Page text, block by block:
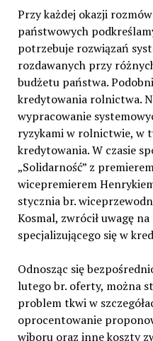
Przy każdej okazji
państwowych
potrzebuje rozwiązań
rozdawanych przy
budżetu państwa.
kredytowania rolnictwa.
wypracowanie
ryzykami w rolnictwie, w
kredytowania. W czasie
„Solidarność” z
wicepremierem
stycznia br.
Kosmal, zwrócił uwagę
specjalizującego się w
Odnosząc się
lutego br. oferty, można
problem tkwi w
oprocentowanie
wiboru oraz inne koszty